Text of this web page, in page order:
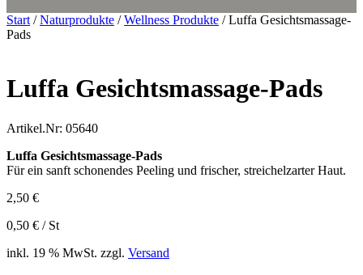
Start /Naturprodukte /Wellness Produkte / Luffa Gesichtsmassage-
Pads
Luffa Gesichtsmassage-Pads
Artikel.Nr: 05640
Luffa Gesichtsmassage-Pads
Für ein sanft schonendes Peeling und frischer, streichelzarter Haut.
2,50 €
0,50 € / St
inkl. 19 % MwSt. zzgl. Versand